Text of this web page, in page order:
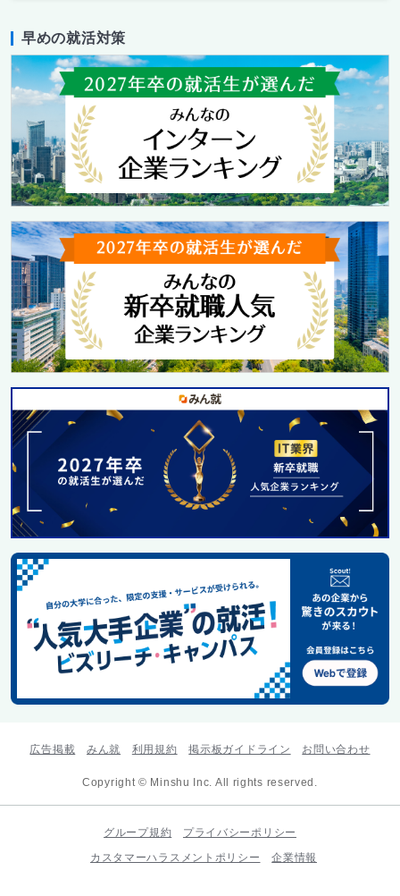
早めの就活対策
広告掲載 みん就 利用規約 掲示板ガイドライン お問い合わせ
Copyright © Minshu Inc. All rights reserved.
グループ規約
プライバシーポリシー
カスタマーハラスメントポリシー
企業情報